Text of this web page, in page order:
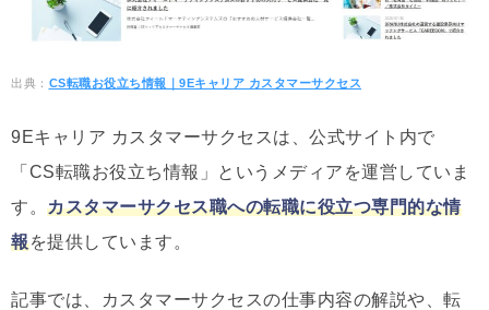
出典： CS転職お役立ち情報｜9Eキャリア カスタマーサクセス
9Eキャリア カスタマーサクセスは、公式サイト内で
「CS転職お役立ち情報」というメディアを運営していま
す。 カスタマーサクセス職への転職に役立つ専門的な情
報を提供しています。
記事では、カスタマーサクセスの仕事内容の解説や、転